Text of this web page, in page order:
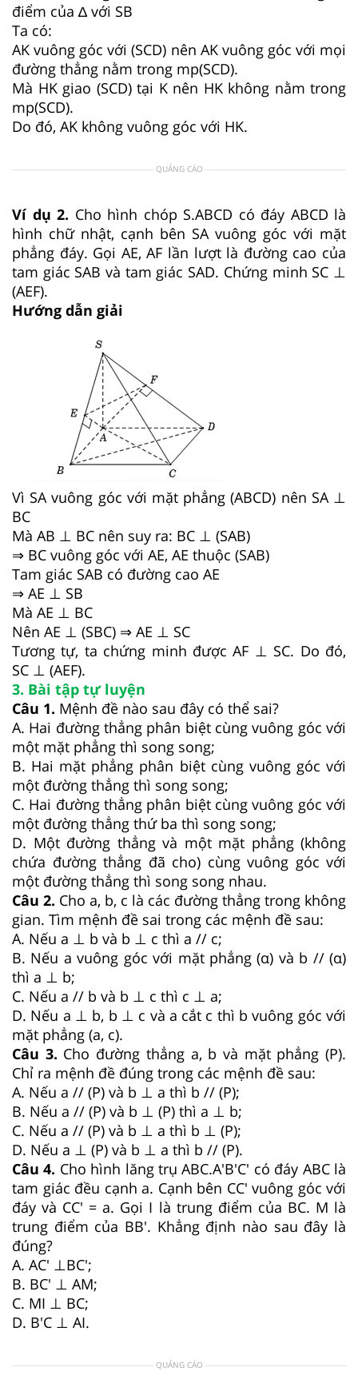
điểm của ∆ với SB
Ta có:
AK vuông góc với (SCD) nên AK vuông góc với mọi
đường thẳng nằm trong mp(SCD).
Mà HK giao (SCD) tại K nên HK không nằm trong
mp(SCD).
Do đó, AK không vuông góc với HK.
QUẢNG CÁO
Ví dụ 2. Cho hình chóp S.ABCD có đáy ABCD là
hình chữ nhật, cạnh bên SA vuông góc với mặt
phẳng đáy. Gọi AE, AF lần lượt là đường cao của
tam giác SAB và tam giác SAD. Chứng minh SC ⊥
(AEF).
Hướng dẫn giải
Vì SA vuông góc với mặt phẳng (ABCD) nên SA ⊥
BC
Mà AB ⊥ BC nên suy ra: BC ⊥ (SAB)
⇒ BC vuông góc với AE, AE thuộc (SAB)
Tam giác SAB có đường cao AE
⇒ AE ⊥ SB
Mà AE ⊥ BC
Nên AE ⊥ (SBC) ⇒ AE ⊥ SC
Tương tự, ta chứng minh được AF ⊥ SC. Do đó,
SC ⊥ (AEF).
3. Bài tập tự luyện
Câu 1. Mệnh đề nào sau đây có thể sai?
A. Hai đường thẳng phân biệt cùng vuông góc với
một mặt phẳng thì song song;
B. Hai mặt phẳng phân biệt cùng vuông góc với
một đường thẳng thì song song;
C. Hai đường thẳng phân biệt cùng vuông góc với
một đường thẳng thứ ba thì song song;
D. Một đường thẳng và một mặt phẳng (không
chứa đường thẳng đã cho) cùng vuông góc với
một đường thẳng thì song song nhau.
Câu 2. Cho a, b, c là các đường thẳng trong không
gian. Tìm mệnh đề sai trong các mệnh đề sau:
A. Nếu a ⊥ b và b ⊥ c thì a // c;
B. Nếu a vuông góc với mặt phẳng (α) và b // (α)
thì a ⊥ b;
C. Nếu a // b và b ⊥ c thì c ⊥ a;
D. Nếu a ⊥ b, b ⊥ c và a cắt c thì b vuông góc với
mặt phẳng (a, c).
Câu 3. Cho đường thẳng a, b và mặt phẳng (P).
Chỉ ra mệnh đề đúng trong các mệnh đề sau:
A. Nếu a // (P) và b ⊥ a thì b // (P);
B. Nếu a // (P) và b ⊥ (P) thì a ⊥ b;
C. Nếu a // (P) và b ⊥ a thì b ⊥ (P);
D. Nếu a ⊥ (P) và b ⊥ a thì b // (P).
Câu 4. Cho hình lăng trụ ABC.A'B'C' có đáy ABC là
tam giác đều cạnh a. Cạnh bên CC' vuông góc với
đáy và CC' = a. Gọi I là trung điểm của BC. M là
trung điểm của BB'. Khẳng định nào sau đây là
đúng?
A. AC' ⊥BC';
B. BC' ⊥ AM;
C. MI ⊥ BC;
D. B'C ⊥ AI.
QUẢNG CÁO